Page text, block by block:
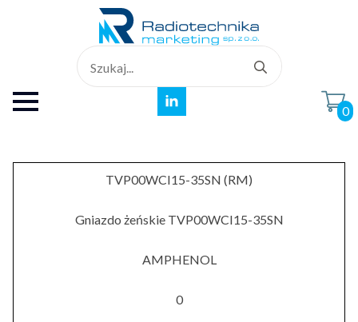
for:
0
TVP00WCI15-35SN (RM)
Gniazdo żeńskie TVP00WCI15-35SN
AMPHENOL
0